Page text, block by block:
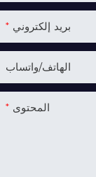
بريد إلكتروني
الهاتف/واتساب
المحتوى